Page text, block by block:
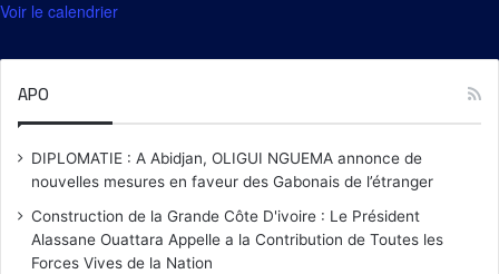
Voir le calendrier
APO
DIPLOMATIE : A Abidjan, OLIGUI NGUEMA annonce de
nouvelles mesures en faveur des Gabonais de l’étranger
Construction de la Grande Côte D'ivoire : Le Président
Alassane Ouattara Appelle a la Contribution de Toutes les
Forces Vives de la Nation